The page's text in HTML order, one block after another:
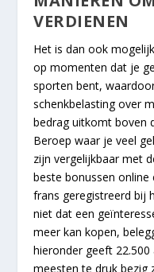
VERDIENEN
Het is dan ook
op momenten dat je
sporten bent,
schenkbelasting over
bedrag uitkomt boven
Beroep waar je veel
zijn vergelijkbaar met
beste bonussen
frans geregistreerd bij
niet dat een
meer kan kopen,
hieronder geeft
meesten te druk bezig